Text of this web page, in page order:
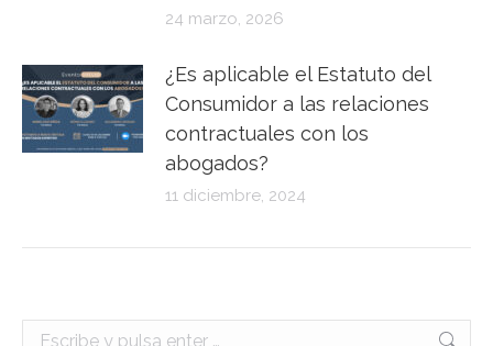
24 marzo, 2026
¿Es aplicable el Estatuto del
Consumidor a las relaciones
contractuales con los
abogados?
11 diciembre, 2024
Buscar: